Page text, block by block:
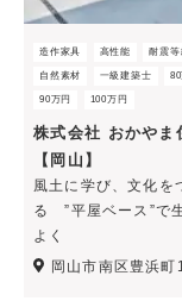
造作家具 高性能 耐震等
自然素材 一級建築士 80
90万円 100万円
株式会社 おかやま
【岡山】
風土に学び、文化を
る ”平屋ベース”で
よく
岡山市南区豊浜町